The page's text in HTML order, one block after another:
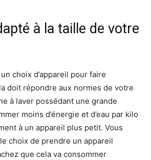
à la taille de votre
choix d’appareil pour faire
doit répondre aux normes de votre
à laver possédant une grande
moins d’énergie et d’eau par kilo
à un appareil plus petit. Vous
choix de prendre un appareil
que cela va consommer